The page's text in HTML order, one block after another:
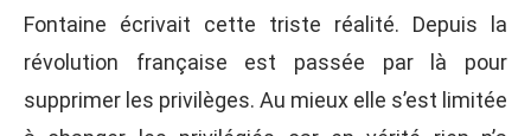
Fontaine écrivait cette triste réalité. Depuis la
révolution française est passée par là pour
supprimer les privilèges. Au mieux elle s’est limitée